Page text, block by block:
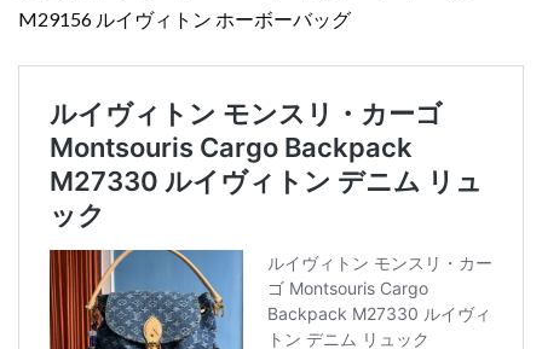
M29156 ルイヴィトン ホーボーバッグ